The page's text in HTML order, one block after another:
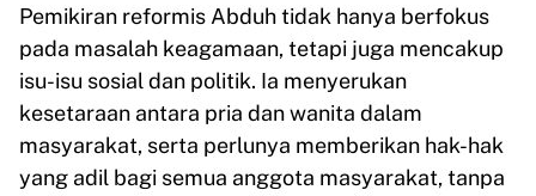
Pemikiran reformis Abduh tidak hanya berfokus
pada masalah keagamaan, tetapi juga mencakup
isu-isu sosial dan politik. Ia menyerukan
kesetaraan antara pria dan wanita dalam
masyarakat, serta perlunya memberikan hak-hak
yang adil bagi semua anggota masyarakat, tanpa